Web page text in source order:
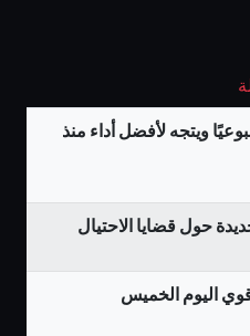
اليوم يرتفع 7% أسبوعيًا ويتجه لأفضل أداء منذ
حول قضايا الاحتيال
قوي اليوم الخميس